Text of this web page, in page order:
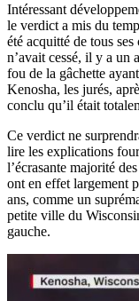
Intéressant
le verdict a mis du
été acquitté de tous
n’avait cessé, il y a un
fou de la gâchette
Kenosha, les jurés,
conclu qu’il était
Ce verdict ne
lire les explications
l’écrasante majorité
ont en effet largement
ans, comme un
petite ville du
gauche.